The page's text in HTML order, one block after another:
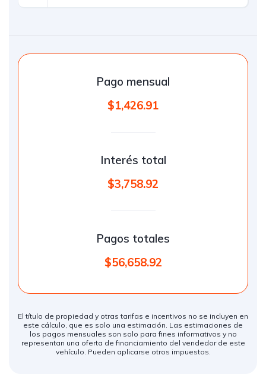
Pago mensual
$1,426.91
Interés total
$3,758.92
Pagos totales
$56,658.92
El título de propiedad y otras tarifas e incentivos no se incluyen en
este cálculo, que es solo una estimación. Las estimaciones de
los pagos mensuales son solo para fines informativos y no
representan una oferta de financiamiento del vendedor de este
vehículo. Pueden aplicarse otros impuestos.